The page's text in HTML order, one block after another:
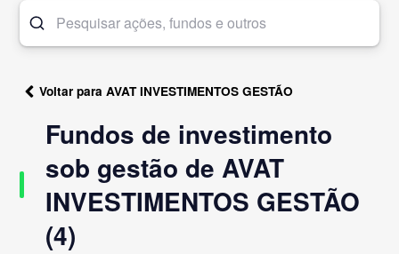
Voltar para AVAT INVESTIMENTOS GESTÃO
Fundos de investimento
sob gestão de AVAT
INVESTIMENTOS GESTÃO
(4)